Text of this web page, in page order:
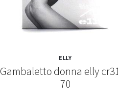
ELLY
Gambaletto donna elly
70